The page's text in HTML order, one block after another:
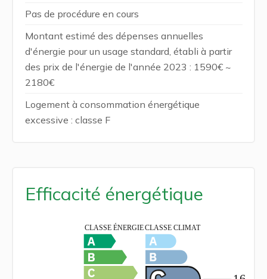
Pas de procédure en cours
Montant estimé des dépenses annuelles
d'énergie pour un usage standard, établi à partir
des prix de l'énergie de l'année 2023 : 1590€ ~
2180€
Logement à consommation énergétique
excessive : classe F
Efficacité énergétique